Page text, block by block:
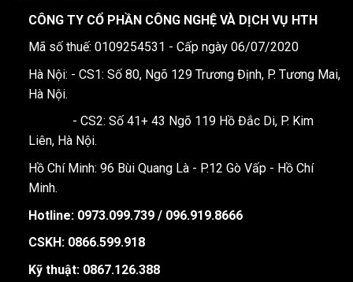
CÔNG TY CỔ PHẦN CÔNG NGHỆ VÀ DỊCH VỤ HTH
Mã số thuế: 0109254531 - Cấp ngày 06/07/2020
Hà Nội: - CS1: Số 80, Ngõ 129 Trương Định, P. Tương Mai,
Hà Nội.
- CS2: Số 41+ 43 Ngõ 119 Hồ Đắc Di, P. Kim
Liên, Hà Nội.
Hồ Chí Minh: 96 Bùi Quang Là - P.12 Gò Vấp - Hồ Chí
Minh.
Hotline: 0973.099.739 / 096.919.8666
CSKH: 0866.599.918
Kỹ thuật: 0867.126.388